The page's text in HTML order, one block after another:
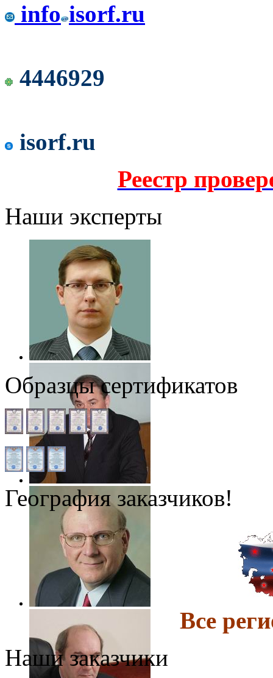
info isorf.ru
4446929
isorf.ru
Реестр
Наши эксперты
Образцы сертификатов
География заказчиков!
Все
Наши заказчики